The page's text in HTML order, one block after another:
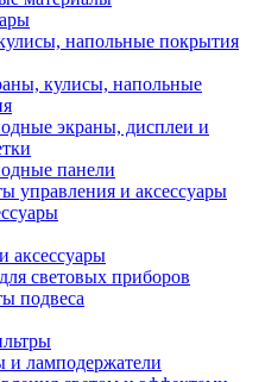
напольные покрытия
кулисы, напольные
экраны, дисплеи и
панели
управления и аксессуары
аксессуары
световых приборов
подвеса
и ламподержатели